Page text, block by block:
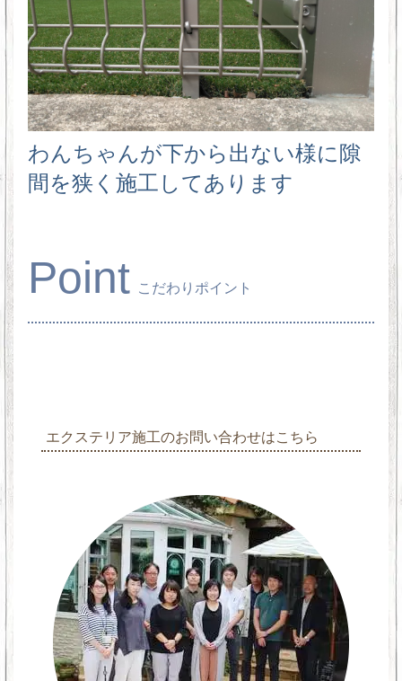
わんちゃんが下から出ない様に隙
間を狭く施工してあります
Point こだわりポイント
エクステリア施工のお問い合わせはこちら